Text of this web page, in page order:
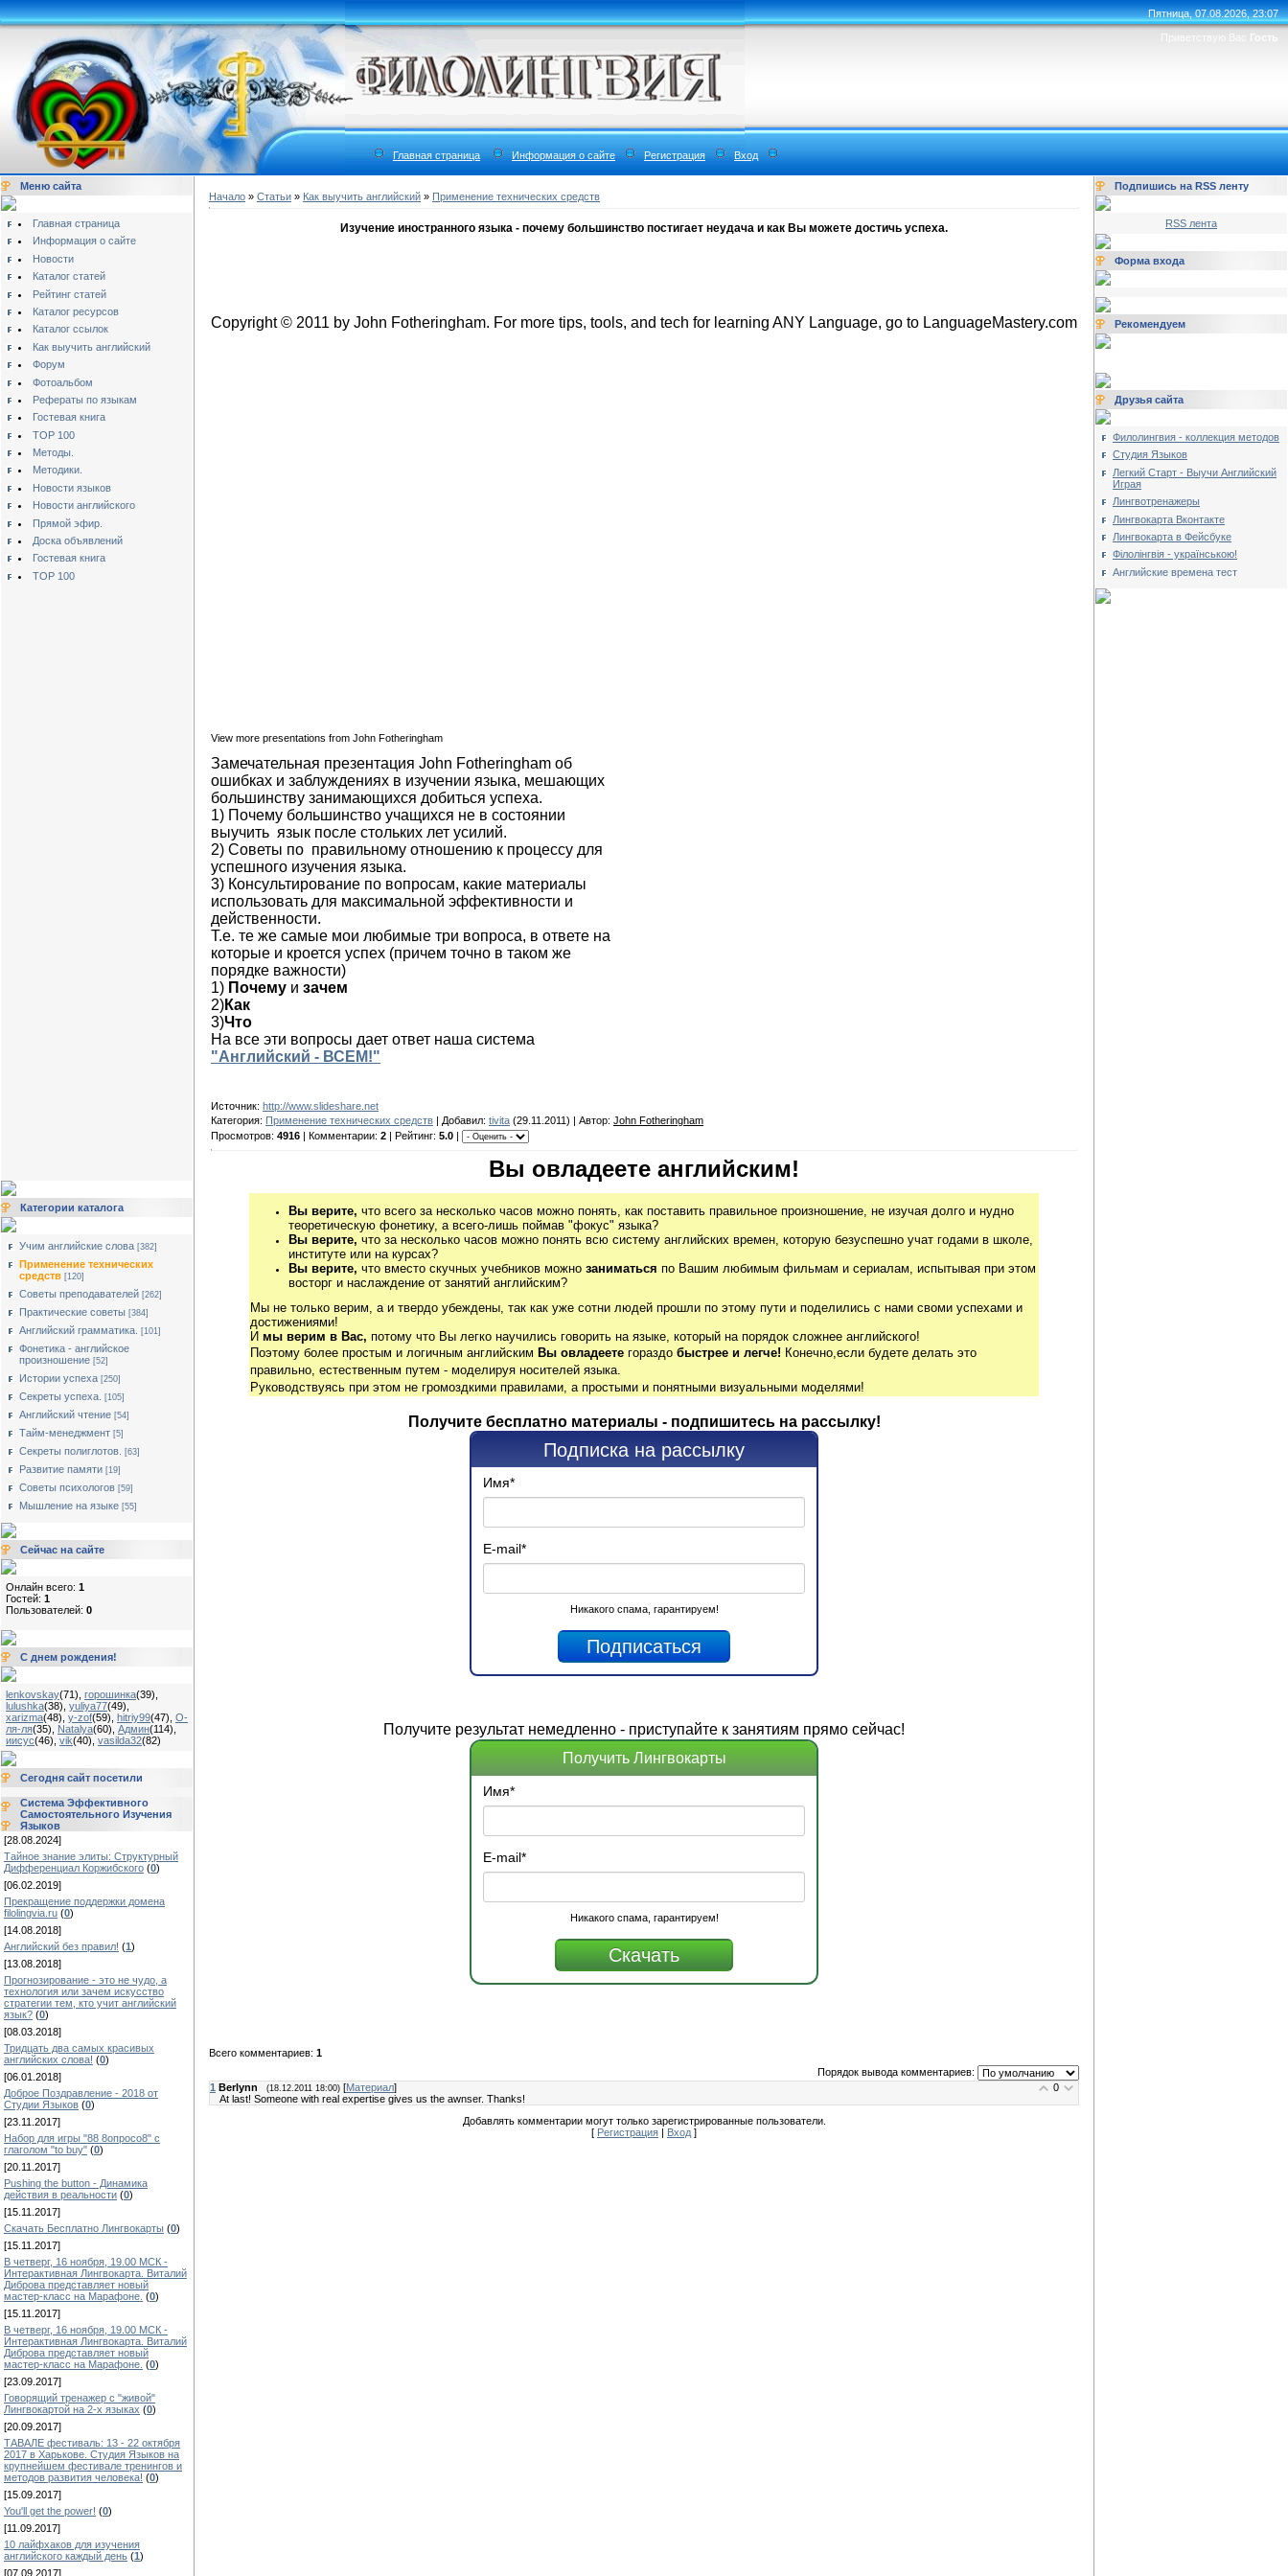
Пятница, 07.08.2026, 23:07
Приветствую Вас Гость
Главная страница Информация о сайте Регистрация Вход
Меню сайта
Главная страница
Информация о сайте
Новости
Каталог статей
Рейтинг статей
Каталог ресурсов
Каталог ссылок
Как выучить английский
Форум
Фотоальбом
Рефераты по языкам
Гостевая книга
TOP 100
Методы.
Методики.
Новости языков
Новости английского
Прямой эфир.
Доска объявлений
Гостевая книга
TOP 100
Категории каталога
Учим английские слова [382]
Применение технических
средств [120]
Советы преподавателей [262]
Практические советы [384]
Английский грамматика. [101]
Фонетика - английское
произношение [52]
Истории успеха [250]
Секреты успеха. [105]
Английский чтение [54]
Тайм-менеджмент [5]
Секреты полиглотов. [63]
Развитие памяти [19]
Советы психологов [59]
Мышление на языке [55]
Сейчас на сайте
Онлайн всего: 1
Гостей: 1
Пользователей: 0
С днем рождения!
lenkovskay(71) горошинка(39)
lulushka(38) yuliya77(49)
xarizma(48) y-zof(59) hitriy99(47) О-
ля-ля(35) Natalya(60) Админ(114)
иисус(46) vik(40) vasilda32(82)
Сегодня сайт посетили
Система Эффективного
Самостоятельного Изучения
Языков
[28.08.2024]
Тайное знание элиты: Структурный
Дифференциал Коржибского (0)
[06.02.2019]
Прекращение поддержки домена
filolingvia.ru (0)
[14.08.2018]
Английский без правил! (1)
[13.08.2018]
Прогнозирование - это не чудо, а
технология или зачем искусство
стратегии тем, кто учит английский
язык? (0)
[08.03.2018]
Тридцать два самых красивых
английских слова! (0)
[06.01.2018]
Доброе Поздравление - 2018 от
Студии Языков (0)
[23.11.2017]
Набор для игры "88 8опросо8" с
глаголом "to buy" (0)
[20.11.2017]
Pushing the button - Динамика
действия в реальности (0)
[15.11.2017]
Скачать Бесплатно Лингвокарты (0)
[15.11.2017]
В четверг, 16 ноября, 19.00 МСК -
Интерактивная Лингвокарта. Виталий
Диброва представляет новый
мастер-класс на Марафоне. (0)
[15.11.2017]
В четверг, 16 ноября, 19.00 МСК -
Интерактивная Лингвокарта. Виталий
Диброва представляет новый
мастер-класс на Марафоне. (0)
[23.09.2017]
Говорящий тренажер с "живой"
Лингвокартой на 2-х языках (0)
[20.09.2017]
ТАВАЛЕ фестиваль: 13 - 22 октября
2017 в Харькове. Студия Языков на
крупнейшем фестивале тренингов и
методов развития человека! (0)
[15.09.2017]
You'll get the power! (0)
[11.09.2017]
10 лайфхаков для изучения
английского каждый день (1)
[07.09.2017]
Начало » Статьи » Как выучить английский » Применение технических средств
Изучение иностранного языка - почему большинство постигает неудача и как Вы можете достичь успеха.
Copyright © 2011 by John Fotheringham. For more tips, tools, and tech for learning ANY Language, go to LanguageMastery.com
View more presentations from John Fotheringham
Замечательная презентация John Fotheringham об
ошибках и заблуждениях в изучении языка, мешающих
большинству занимающихся добиться успеха.
1) Почему большинство учащихся не в состоянии
выучить язык после стольких лет усилий.
2) Советы по правильному отношению к процессу для
успешного изучения языка.
3) Консультирование по вопросам, какие материалы
использовать для максимальной эффективности и
действенности.
Т.е. те же самые мои любимые три вопроса, в ответе на
которые и кроется успех (причем точно в таком же
порядке важности)
1) Почему и зачем
2)Как
3)Что
На все эти вопросы дает ответ наша система
"Английский - ВСЕМ!"
Источник: http://www.slideshare.net
Категория: Применение технических средств | Добавил: tivita (29.11.2011) | Автор: John Fotheringham
Просмотров: 4916 | Комментарии: 2 | Рейтинг: 5.0
Вы овладеете английским!
Вы верите, что всего за несколько часов можно понять, как поставить правильное произношение, не изучая долго и нудно
теоретическую фонетику, а всего-лишь поймав "фокус" языка?
Вы верите, что за несколько часов можно понять всю систему английских времен, которую безуспешно учат годами в школе,
институте или на курсах?
Вы верите, что вместо скучных учебников можно заниматься по Вашим любимым фильмам и сериалам, испытывая при этом
восторг и наслаждение от занятий английским?
Мы не только верим, а и твердо убеждены, так как уже сотни людей прошли по этому пути и поделились с нами своми успехами и
достижениями!
И мы верим в Вас, потому что Вы легко научились говорить на языке, который на порядок сложнее английского!
Поэтому более простым и логичным английским Вы овладеете гораздо быстрее и легче! Конечно,если будете делать это
правильно, естественным путем - моделируя носителей языка.
Руководствуясь при этом не громоздкими правилами, а простыми и понятными визуальными моделями!
Получите бесплатно материалы - подпишитесь на рассылку!
Подписка на рассылку
Имя*
E-mail*
Никакого спама, гарантируем!
Получите результат немедленно - приступайте к занятиям прямо сейчас!
Получить Лингвокарты
Имя*
E-mail*
Никакого спама, гарантируем!
Всего комментариев: 1
Порядок вывода комментариев:
0
1 Berlynn (18.12.2011 18:00) [Материал]
At last! Someone with real expertise gives us the awnser. Thanks!
Добавлять комментарии могут только зарегистрированные пользователи.
[ Регистрация Вход ]
Подпишись на RSS ленту
RSS лента
Форма входа
Рекомендуем
Друзья сайта
Филолингвия - коллекция методов
Студия Языков
Легкий Старт - Выучи Английский
Играя
Лингвотренажеры
Лингвокарта Вконтакте
Лингвокарта в Фейсбуке
Філолінгвія - українською!
Английские времена тест